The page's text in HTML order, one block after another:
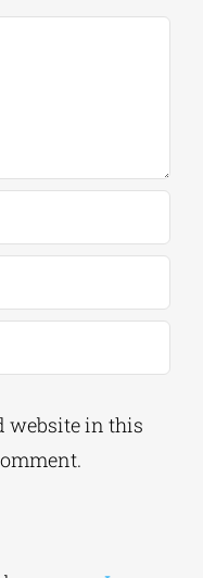
website in this
spam.